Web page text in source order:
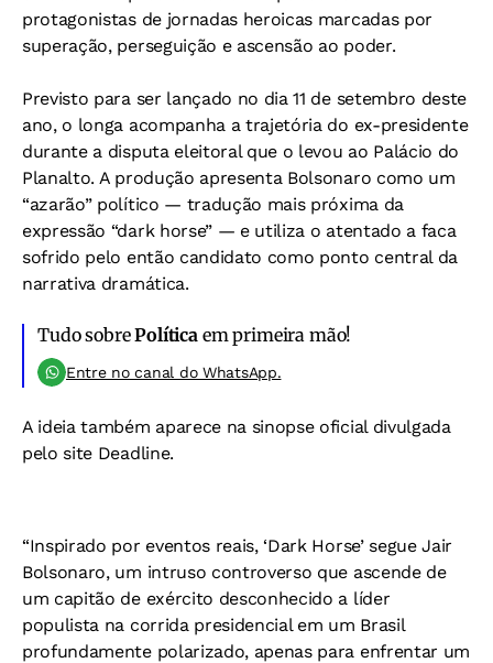
protagonistas de jornadas heroicas marcadas por
superação, perseguição e ascensão ao poder.
Previsto para ser lançado no dia 11 de setembro deste
ano, o longa acompanha a trajetória do ex-presidente
durante a disputa eleitoral que o levou ao Palácio do
Planalto. A produção apresenta Bolsonaro como um
“azarão” político — tradução mais próxima da
expressão “dark horse” — e utiliza o atentado a faca
sofrido pelo então candidato como ponto central da
narrativa dramática.
Tudo sobrePolítica em primeira mão!
Entre no canal do WhatsApp.
A ideia também aparece na sinopse oficial divulgada
pelo site Deadline.
“Inspirado por eventos reais, ‘Dark Horse’ segue Jair
Bolsonaro, um intruso controverso que ascende de
um capitão de exército desconhecido a líder
populista na corrida presidencial em um Brasil
profundamente polarizado, apenas para enfrentar um